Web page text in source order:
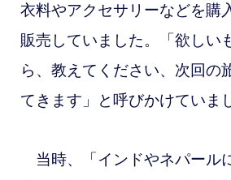
衣料やアクセサリーなどを購
販売していました。「欲しい
ら、教えてください、次回の
てきます」と呼びかけていま
当時、「インドやネパール